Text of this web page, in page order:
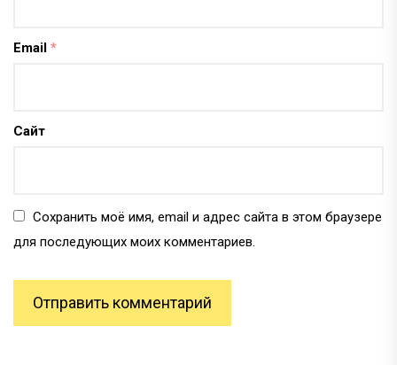
Email *
Сайт
Сохранить моё имя, email и адрес сайта в этом браузере
для последующих моих комментариев.